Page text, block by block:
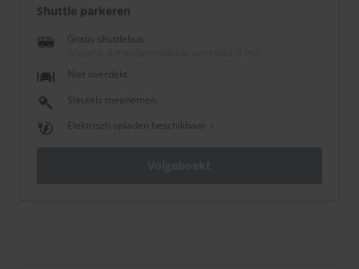
Shuttle parkeren
Gratis shuttlebus
Niet overdekt
Sleutels meenemen
Elektrisch opladen beschikbaar